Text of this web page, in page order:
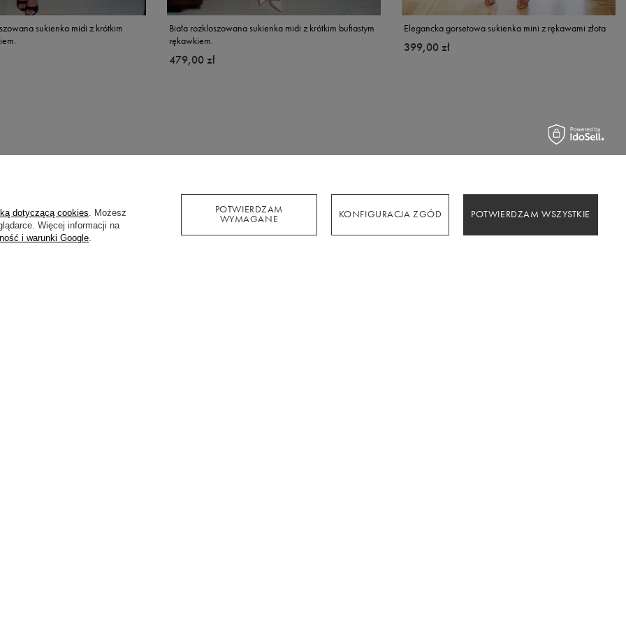
sukienka midi z krótkim
Biała rozkloszowana sukienka midi z krótkim bufiastym
rękawkiem.
479,00 zł
Elegancka gorsetowa sukienka mini z rękawami złota
399,00 zł
dotyczącą cookies . Możesz
Więcej informacji na
i warunki Google
POTWIERDZAM
WYMAGANE
KONFIGURACJA ZGÓD POTWIERDZAM WSZYSTKIE